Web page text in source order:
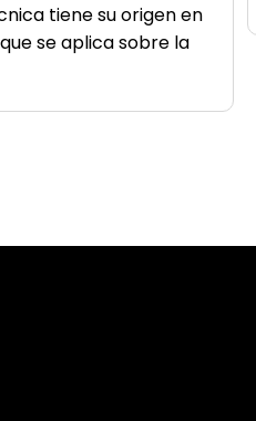
tiene su origen en
se aplica sobre la